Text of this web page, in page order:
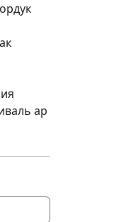
ар